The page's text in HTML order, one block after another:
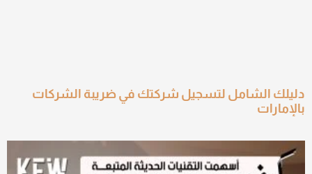
دليلك الشامل لتسجيل شركتك في ضريبة الشركات
بالإمارات